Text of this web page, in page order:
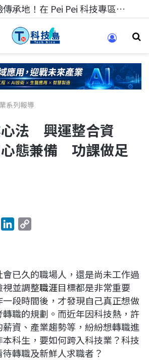
科技人的經驗傳承地！在 Pei Pei 科技專區，與學弟妹交流最硬核的技術
系列報導
法 興運整合資
態兼備 功課做足
e
d
I
n
L
i
n
k
已久的職場人，還是尚未工作過
視並調整職涯目標都是非常重要
段時間後，才發現自己真正想做
職的規劃。而近年因科技熱，許
薪資、產業趨勢等，紛紛想轉職進
科生，要如何跨入科技業？科技
轉職及新鮮人求職者？